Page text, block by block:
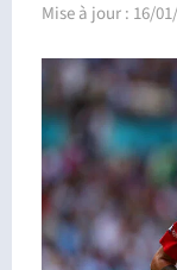
Mise à jour : 16/